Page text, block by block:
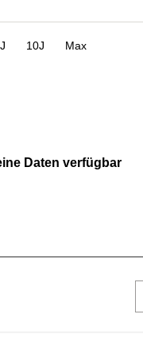
10J Max
Daten verfügbar